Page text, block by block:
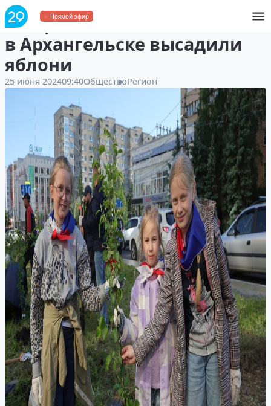
Прямой эфир
На проспекте Ломоносова
в Архангельске высадили
яблони
25 июня 202409:40ОбществоРегион